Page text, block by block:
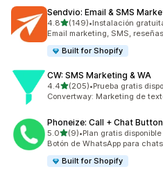
Sendvio: Email & SMS
4.8de 5 estrellas
(149)
149 reseñas en total
•Instalación
Email marketing, SMS,
Built for Shopify
CW: SMS Marketing & WA
4.4de 5 estrellas
(205)
205 reseñas en total
•Prueba gratis
Convertway: Marketing de
Phoneize: Call + Chat Button
5.0de 5 estrellas
(9)
9 reseñas en total
•Plan gratis disponible
Botón de WhatsApp para
Built for Shopify